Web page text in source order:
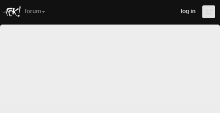
forum log in